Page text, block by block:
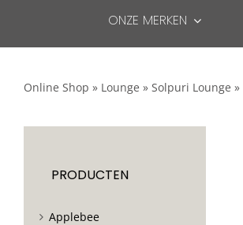
ONZE MERKEN
Online Shop » Lounge » Solpuri Lounge »
PRODUCTEN
Applebee